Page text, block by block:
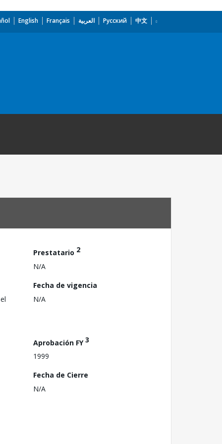
English Français العربية Русский 中文
Prestatario 2
N/A
Fecha de vigencia
N/A
Aprobación FY3
1999
Fecha de Cierre
N/A